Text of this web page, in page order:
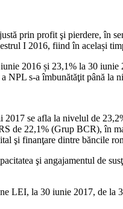
prin profit şi pierdere,
I 2016, fiind în același
2016 și 23,1% la 30
s-a îmbunătăţit până la
se afla la nivelul de
de 22,1% (Grup BCR), în
şi finanţare dintre băncile
şi angajamentul de
LEI, la 30 iunie 2017, de